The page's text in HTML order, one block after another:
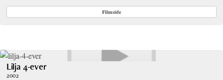
Filmside
Lilja 4-ever
2002